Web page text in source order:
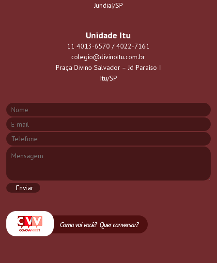
Jundiaí/SP
Unidade Itu
11 4013-6570 / 4022-7161
colegio@divinoitu.com.br
Praça Divino Salvador – Jd Paraíso I
Itu/SP